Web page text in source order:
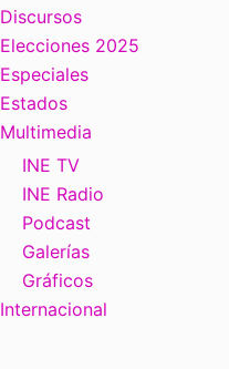
Discursos
Elecciones 2025
Especiales
Estados
Multimedia
INE TV
INE Radio
Podcast
Galerías
Gráficos
Internacional